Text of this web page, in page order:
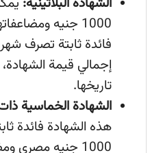
الشهاده البلاتينية:
1000 جنيه
تاريخها.
الشهادة الخماسية
هذه الشهادة فائدة
1000 جنيه مصري